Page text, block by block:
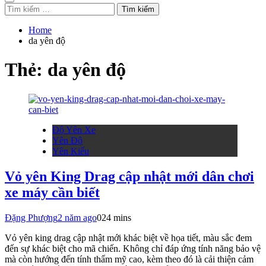
Tìm
kiếm
cho:
Home
da yên độ
Thẻ: da yên độ
Độ Yên Xe
Yên Độ
Yên Kiểu
Vỏ yên King Drag cập nhật mới dân chơi
xe máy cần biết
Đặng Phượng2 năm ago024 mins
Vỏ yên king drag cập nhật mới khác biệt về họa tiết, màu sắc đem
đến sự khác biệt cho mã chiến. Không chỉ đáp ứng tính năng bảo vệ
mà còn hướng đến tính thẩm mỹ cao, kèm theo đó là cải thiện cảm